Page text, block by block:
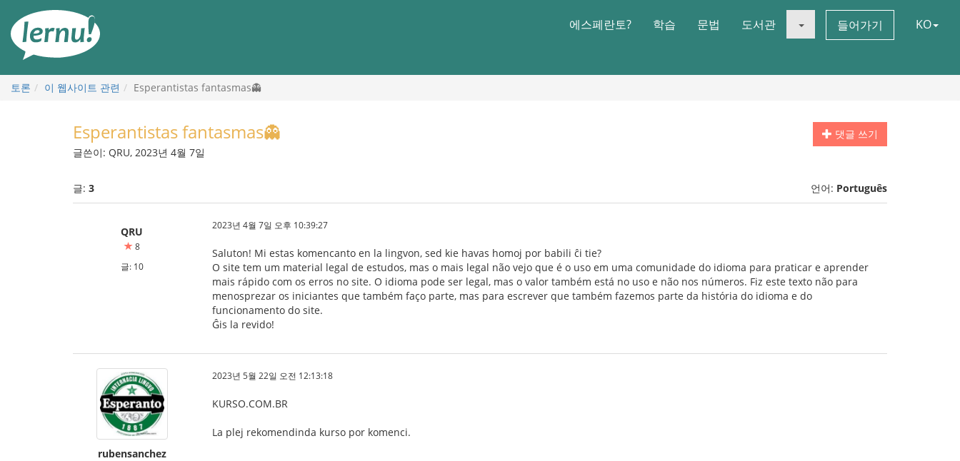
에스페란토? 학습 문법 도서관 들어가기 KO
토론 이 웹사이트 관련 Esperantistas fantasmas👻
댓글 쓰기
Esperantistas fantasmas👻
글쓴이: QRU, 2023년 4월 7일
글: 3 언어: Português
QRU
8
글: 10
2023년 4월 7일 오후 10:39:27
Saluton! Mi estas komencanto en la lingvon, sed kie havas homoj por babili ĉi tie?
O site tem um material legal de estudos, mas o mais legal não vejo que é o uso em uma comunidade do idioma para praticar e aprender
mais rápido com os erros no site. O idioma pode ser legal, mas o valor também está no uso e não nos números. Fiz este texto não para
menosprezar os iniciantes que também faço parte, mas para escrever que também fazemos parte da história do idioma e do
funcionamento do site.
Ĝis la revido!
rubensanchez
2023년 5월 22일 오전 12:13:18
KURSO.COM.BR
La plej rekomendinda kurso por komenci.